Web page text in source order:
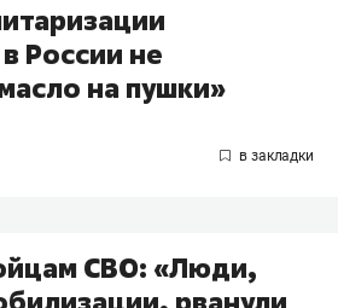
России не
на пушки»
СВО: «Люди,